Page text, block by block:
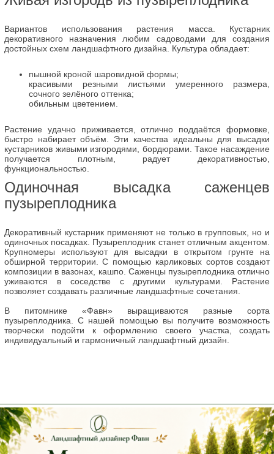
Вариантов использования растения масса. Кустарник
декоративного назначения любим садоводами для создания
достойных схем ландшафтного дизайна. Культура обладает:
пышной кроной шаровидной формы;
красивыми резными листьями умеренного размера,
сочного зелёного оттенка;
обильным цветением.
Растение удачно приживается, отлично поддаётся формовке,
быстро набирает объём. Эти качества идеальны для высадки
кустарников живыми изгородями, бордюрами. Такое насаждение
получается плотным, радует декоративностью,
функциональностью.
Одиночная высадка саженцев
пузыреплодника
Декоративный кустарник применяют не только в групповых, но и
одиночных посадках. Пузыреплодник станет отличным акцентом.
Крупномеры используют для высадки в открытом грунте на
обширной территории. С помощью карликовых сортов создают
композиции в вазонах, кашпо. Саженцы пузыреплодника отлично
уживаются в соседстве с другими культурами. Растение
позволяет создавать различные ландшафтные сочетания.
В питомнике «Фавн» выращиваются разные сорта
пузыреплодника. С нашей помощью вы получите возможность
творчески подойти к оформлению своего участка, создать
индивидуальный и гармоничный ландшафтный дизайн.